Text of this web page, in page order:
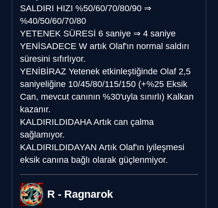
SALDIRI HIZI %50/60/70/80/90 ⇒
%40/50/60/70/80
YETENEK SÜRESİ 6 saniye ⇒ 4 saniye
YENİSADECE W artık Olaf'ın normal saldırı
süresini sıfırlıyor.
YENİBİRAZ Yetenek etkinleştiğinde Olaf 2,5
saniyeliğine 10/45/80/115/150 (+%25 Eksik
Can, mevcut canının %30'uyla sınırlı) Kalkan
kazanır.
KALDIRILDIDAHA Artık can çalma
sağlamıyor.
KALDIRILDIDAYAN Artık Olaf'ın iyileşmesi
eksik canına bağlı olarak güçlenmiyor.
R - Ragnarok